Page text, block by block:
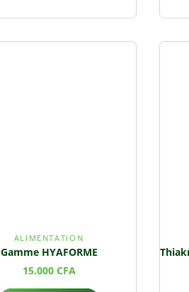
ALIMENTATION
Gamme HYAFORME
15.000 CFA